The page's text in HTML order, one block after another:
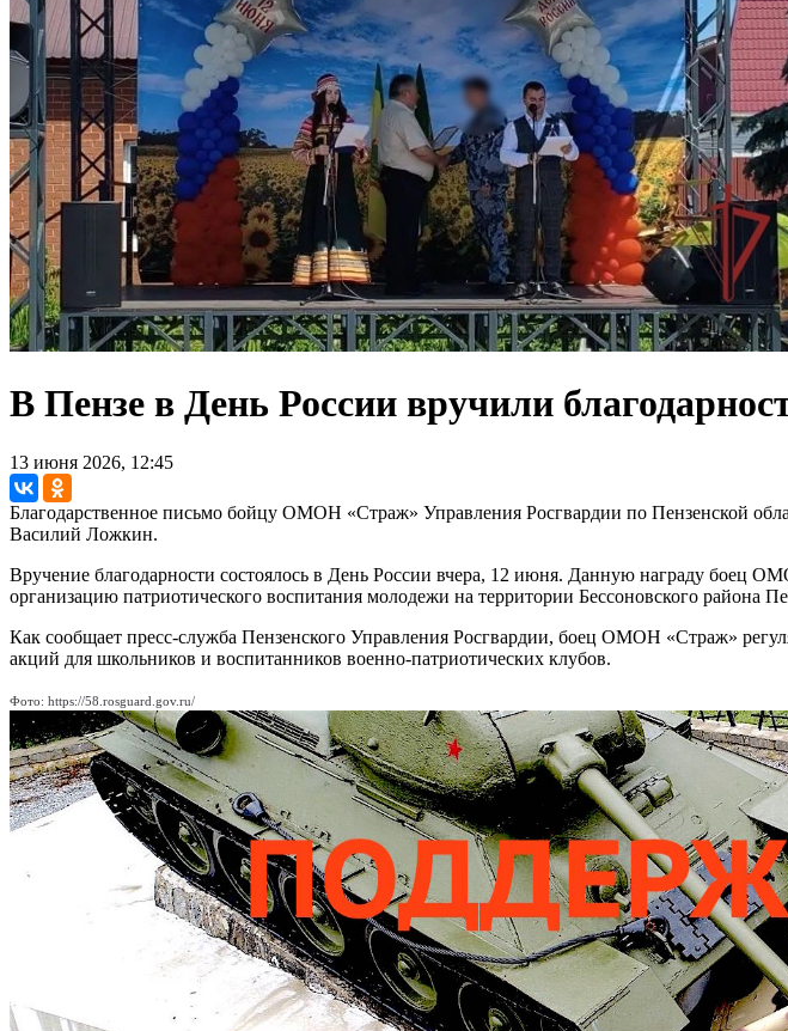
В Пензе в День России вручили
13 июня 2026, 12:45
Благодарственное письмо бойцу ОМОН «Страж» Управления Росгвардии по Пензенской
Василий Ложкин.
Вручение благодарности состоялось в День России вчера, 12 июня. Данную награду боец
организацию патриотического воспитания молодежи на территории Бессоновского района
Как сообщает пресс-служба Пензенского Управления Росгвардии, боец ОМОН «Страж»
акций для школьников и воспитанников военно-патриотических клубов.
Фото: https://58.rosguard.gov.ru/